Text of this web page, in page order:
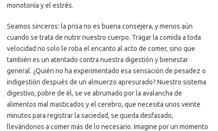
monotonía y el estrés.
Seamos sinceros: la prisa no es buena consejera, y menos aún
cuando se trata de nutrir nuestro cuerpo. Tragar la comida a toda
velocidad no solo le roba el encanto al acto de comer, sino que
también es un atentado contra nuestra digestión y bienestar
general. ¿Quién no ha experimentado esa sensación de pesadez o
indigestión después de un almuerzo apresurado? Nuestro sistema
digestivo, pobre de él, se ve abrumado por la avalancha de
alimentos mal masticados y el cerebro, que necesita unos veinte
minutos para registrar la saciedad, se queda desfasado,
llevándonos a comer más de lo necesario. Imagine por un momento